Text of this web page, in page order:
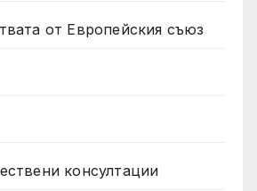
от Европейския съюз
консултации